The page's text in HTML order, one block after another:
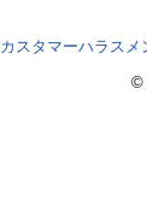
カスタマーハラスメ
©